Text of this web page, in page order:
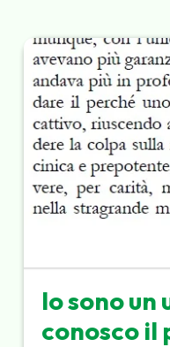
Io sono un
conosco